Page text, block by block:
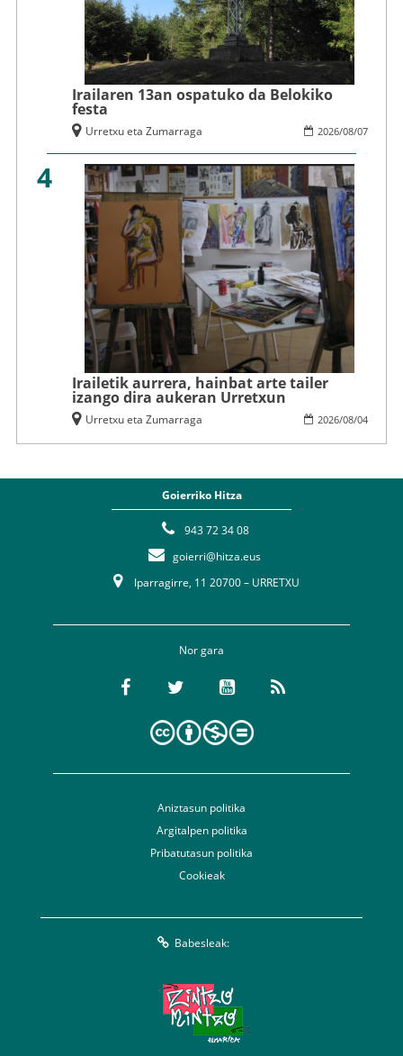
Irailaren 13an ospatuko da Belokiko
festa
2026/08/07
Urretxu eta Zumarraga
4
Irailetik aurrera, hainbat arte tailer
izango dira aukeran Urretxun
2026/08/04
Urretxu eta Zumarraga
Goierriko Hitza
943 72 34 08
goierri@hitza.eus
Iparragirre, 11 20700 – URRETXU
Nor gara
Aniztasun politika
Argitalpen politika
Pribatutasun politika
Cookieak
Babesleak: